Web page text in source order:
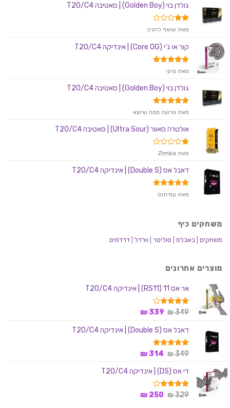
גולדן בוי (Golden Boy) | סאטיבה T20/C4
דורג
5
מאת שואף להגיב
קור או ג'י (Core OG) | אינדיקה T20/C4
דורג5
מאת מיקי
גולדן בוי (Golden Boy) | סאטיבה T20/C4
דורג5
מאת מרוצה ממה שיוצא
אולטרה סאוור (Ultra Sour) | סאטיבה T20/C4
דורג
5
מאת Zimba
דאבל אס (Double S) | אינדיקה T20/C4
דורג5
מאת עמיתוס
משחקים כיף
משחקים באבלס סוליטר וורדל דרדסים
מוצרים אחרונים
אר אס 11 (RS11) | אינדיקה T20/C4
דורג
מתוך 5
349
₪ המחיר
היה:
349 ₪.
339
₪המחיר
הוא:
דאבל אס (Double S) | אינדיקה T20/C4
דורג5.00 349
₪ המחיר
היה:
349 ₪.
314
₪המחיר
הוא:
די אס (DS) | אינדיקה T20/C4
דורג4.00 329
₪ המחיר
250
₪המחיר